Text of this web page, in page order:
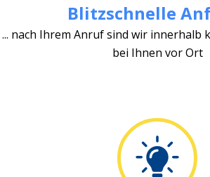
Blitzschnelle
... nach Ihrem Anruf sind wir innerhalb
bei Ihnen vor Ort